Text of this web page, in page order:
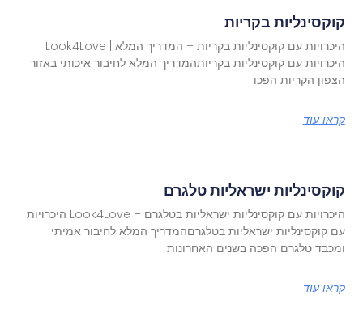
קוקסינליות בקריות
היכרויות עם קוקסינליות בקריות – המדריך המלא | Look4Love
היכרויות עם קוקסינליות בקריותהמדריך המלא לחיבור איכותי באזור
הצפון הקריות הפכו
קראו עוד
קוקסינליות ישראליות טלגרם
היכרויות עם קוקסינליות ישראליות בטלגרם – Look4Love היכרויות
עם קוקסינליות ישראליות בטלגרםהמדריך המלא לחיבור אמיתי
ומכבד טלגרם הפכה בשנים האחרונות
קראו עוד